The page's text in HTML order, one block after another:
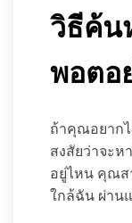
วิธีค้น
พอตอ
ถ้าคุณอยาก
สงสัยว่าจะห
อยู่ไหน คุณส
ใกล้ฉัน ผ่าน